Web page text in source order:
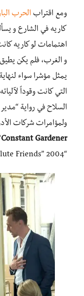
ومع اقتراب الحرب
كاريه في الشارع و
اهتمامات لو كاريه
و الغرب، فلم يكن
يمثل مؤشرا سواء
السلاح في رواية “مدير
ولمؤامرات شركات الأدوية
Constant Gardener
“Absolute Friends” 2004.